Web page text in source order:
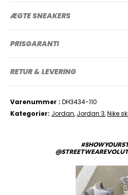
ÆGTE SNEAKERS
PRISGARANTI
RETUR & LEVERING
Varenummer
DH3434-110
Kategorier Jordan, Jordan 3,Nike